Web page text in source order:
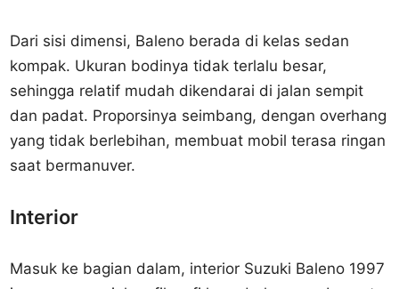
Dari sisi dimensi, Baleno berada di kelas sedan
kompak. Ukuran bodinya tidak terlalu besar,
sehingga relatif mudah dikendarai di jalan sempit
dan padat. Proporsinya seimbang, dengan overhang
yang tidak berlebihan, membuat mobil terasa ringan
saat bermanuver.
Interior
Masuk ke bagian dalam, interior Suzuki Baleno 1997